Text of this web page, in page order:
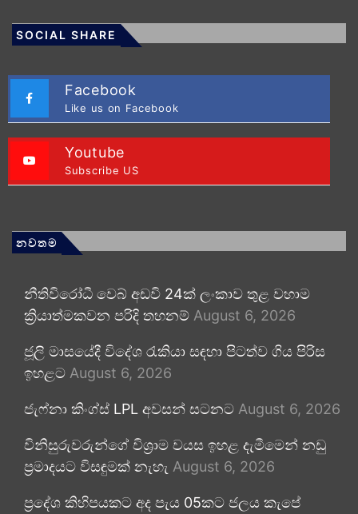
SOCIAL SHARE
Facebook
Like us on Facebook
Youtube
Subscribe US
නවතම
නීතිවිරෝධී වෙබ් අඩවි 24ක් ලංකාව තුළ වහාම
ක්‍රියාත්මකවන පරිදි තහනම් August 6, 2026
ජූලි මාසයේදී විදේශ රැකියා සඳහා පිටත්ව ගිය පිරිස
ඉහළට August 6, 2026
ජැෆ්නා කිංග්ස් LPL අවසන් සටනට August 6, 2026
විනිසුරුවරුන්ගේ විශ්‍රාම වයස ඉහළ දැමීමෙන් නඩු
ප්‍රමාදයට විසඳුමක් නැහැ August 6, 2026
ප්‍රදේශ කිහිපයකට අද පැය 05කට ජලය කැපේ